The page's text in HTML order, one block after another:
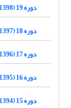
دوره 19 (1398)
دوره 18 (1397)
دوره 17 (1396)
دوره 16 (1395)
دوره 15 (1394)